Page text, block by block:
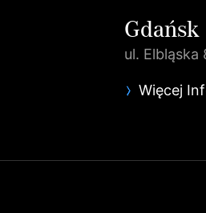
Gdańsk
ul. Elbląska
Więcej